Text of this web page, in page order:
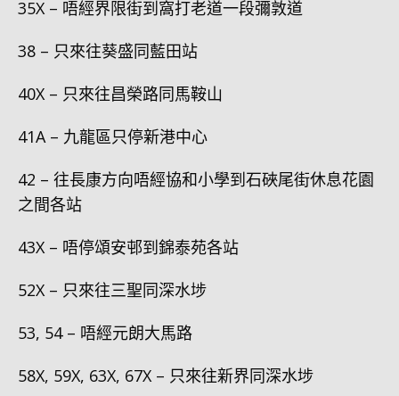
35X – 唔經界限街到窩打老道一段彌敦道
38 – 只來往葵盛同藍田站
40X – 只來往昌榮路同馬鞍山
41A – 九龍區只停新港中心
42 – 往長康方向唔經協和小學到石硤尾街休息花園
之間各站
43X – 唔停頌安邨到錦泰苑各站
52X – 只來往三聖同深水埗
53, 54 – 唔經元朗大馬路
58X, 59X, 63X, 67X – 只來往新界同深水埗